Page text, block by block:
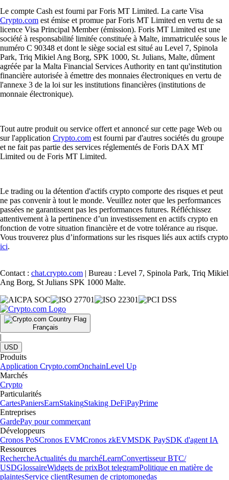
Le compte Cash est fourni par Foris MT Limited. La carte Visa
Crypto.com est émise et promue par Foris MT Limited en vertu de sa
licence Visa Principal Member (émission). Foris MT Limited est une
société à responsabilité limitée constituée à Malte, immatriculée sous le
numéro C 90348 et dont le siège social est situé au Level 7, Spinola
Park, Triq Mikiel Ang Borg, SPK 1000, St. Julians, Malte, dûment
agréée par la Malta Financial Services Authority en tant qu'institution
financière autorisée à émettre des monnaies électroniques en vertu de
l'annexe 3 de la loi sur les institutions financières (institutions de
monnaie électronique).
Tout autre produit ou service offert et annoncé sur cette page Web ou
sur l'application Crypto.com est fourni par d'autres sociétés du groupe
et ne fait pas partie des services réglementés de Foris DAX MT
Limited ou de Foris MT Limited.
Le trading ou la détention d'actifs crypto comporte des risques et peut
ne pas convenir à tout le monde. Veuillez noter que les performances
passées ne garantissent pas les performances futures. Réfléchissez
attentivement à la pertinence d’un investissement en actifs crypto en
fonction de votre situation financière et de votre tolérance au risque.
Vous trouverez plus d’informations sur les risques liés aux actifs crypto
ici.
Contact : chat.crypto.com | Bureau : Level 7, Spinola Park, Triq Mikiel
Ang Borg, St Julians SPK 1000 Malte.
Français
|
USD
Produits
Application Crypto.comOnchainLevel Up
Marchés
Crypto
Particularités
CartesPaniersEarnStakingStaking DeFiPayPrime
Entreprises
GardePay pour commerçant
Développeurs
Cronos PoSCronos EVMCronos zkEVMSDK PaySDK d'agent IA
Ressources
RechercheActualités du marchéLearnConvertisseur BTC/
USDGlossaireWidgets de prixBot telegramPolitique en matière de
plaintesService clientResumen de criptomonedas